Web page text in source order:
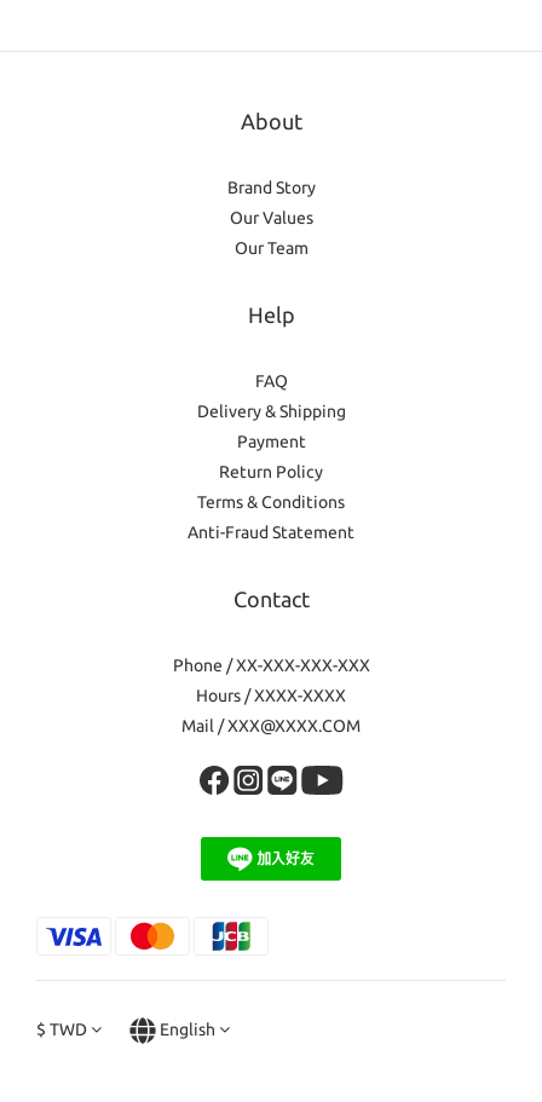
About
Brand Story
Our Values
Our Team
Help
FAQ
Delivery & Shipping
Payment
Return Policy
Terms & Conditions
Anti-Fraud Statement
Contact
Phone / XX-XXX-XXX-XXX
Hours / XXXX-XXXX
Mail / XXX@XXXX.COM
$ TWD English